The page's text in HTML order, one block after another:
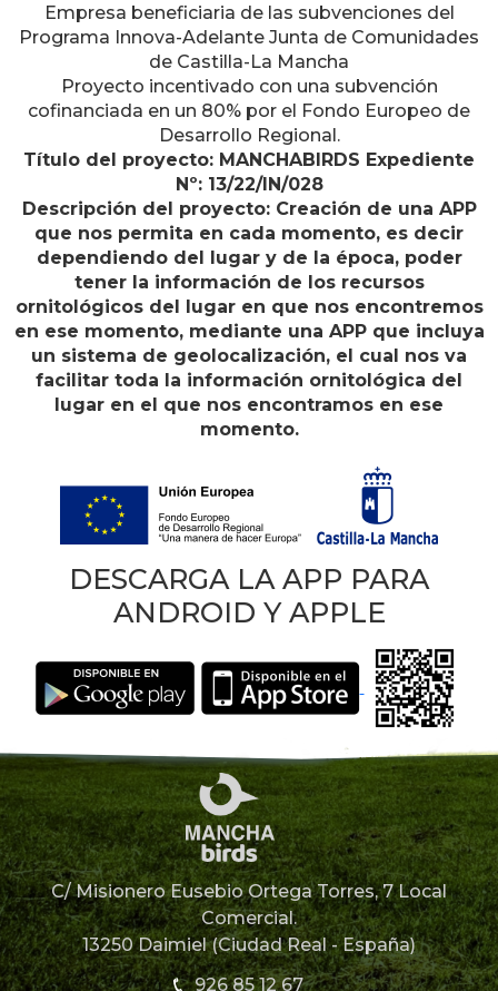
Empresa beneficiaria de las subvenciones del
Programa Innova-Adelante Junta de Comunidades
de Castilla-La Mancha
Proyecto incentivado con una subvención
cofinanciada en un 80% por el Fondo Europeo de
Desarrollo Regional.
Título del proyecto: MANCHABIRDS Expediente
Nº: 13/22/IN/028
Descripción del proyecto: Creación de una APP
que nos permita en cada momento, es decir
dependiendo del lugar y de la época, poder
tener la información de los recursos
ornitológicos del lugar en que nos encontremos
en ese momento, mediante una APP que incluya
un sistema de geolocalización, el cual nos va
facilitar toda la información ornitológica del
lugar en el que nos encontramos en ese
momento.
DESCARGA LA APP PARA
ANDROID Y APPLE
C/ Misionero Eusebio Ortega Torres, 7 Local
Comercial.
13250 Daimiel (Ciudad Real - España)
926 85 12 67